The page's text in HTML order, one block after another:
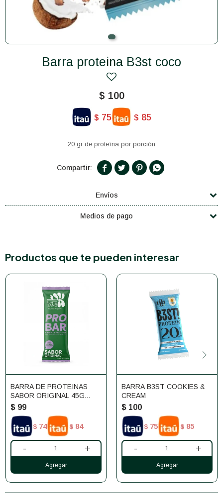
Barra proteina B3st coco
$ 100
$ 75 $ 85
20 gr de proteína por porción
   
Envíos
Medios de pago
Productos que te pueden interesar
BARRA DE PROTEINAS
SABOR ORIGINAL 45G
PUNTO SANO
$ 99
$ 74 $ 84
- +
BARRA B3ST COOKIES &
CREAM
$ 100
$ 75 $ 85
- +